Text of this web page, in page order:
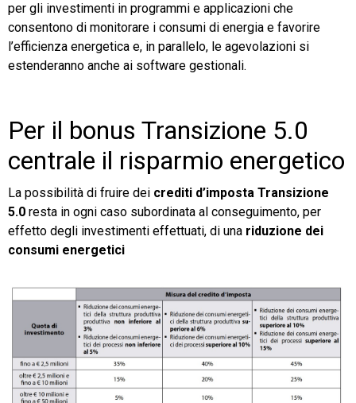
per gli investimenti in programmi e applicazioni che
consentono di monitorare i consumi di energia e favorire
l’efficienza energetica e, in parallelo, le agevolazioni si
estenderanno anche ai software gestionali.
Per il bonus Transizione 5.0
centrale il risparmio energetico
La possibilità di fruire dei crediti d’imposta Transizione
5.0 resta in ogni caso subordinata al conseguimento, per
effetto degli investimenti effettuati, di una riduzione dei
consumi energetici